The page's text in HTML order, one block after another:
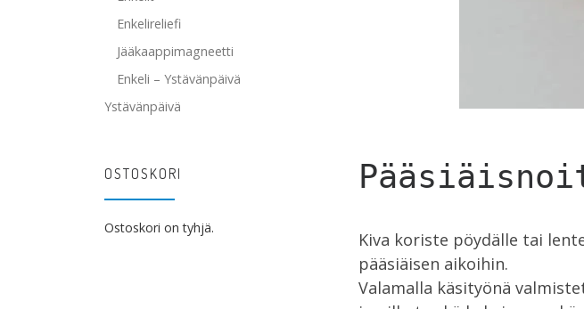
Kiva koriste pöydälle tai
pääsiäisen aikoihin.
Valamalla käsityönä
Enkelireliefi
Jääkaappimagneetti
Enkeli – Ystävänpäivä
Ystävänpäivä
OSTOSKORI
Ostoskori on tyhjä.